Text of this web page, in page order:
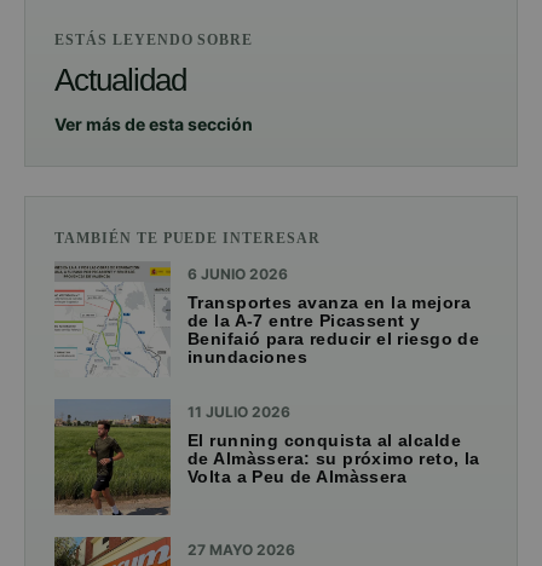
ESTÁS LEYENDO SOBRE
Actualidad
Ver más de esta sección
TAMBIÉN TE PUEDE INTERESAR
6 JUNIO 2026
Transportes avanza en la mejora
de la A-7 entre Picassent y
Benifaió para reducir el riesgo de
inundaciones
11 JULIO 2026
El running conquista al alcalde
de Almàssera: su próximo reto, la
Volta a Peu de Almàssera
27 MAYO 2026